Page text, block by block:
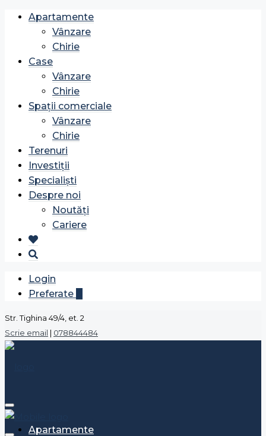
Apartamente
Vânzare
Chirie
Case
Vânzare
Chirie
Spații comerciale
Vânzare
Chirie
Terenuri
Investiții
Specialiști
Despre noi
Noutăți
Cariere
Login
Preferate
Str. Tighina 49/4, et. 2
Scrie email | 078844484
Apartamente